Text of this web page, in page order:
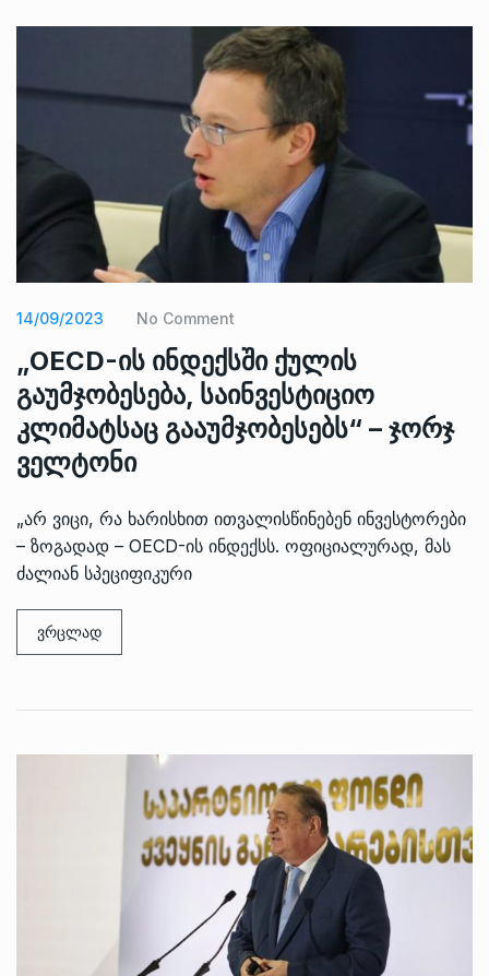
14/09/2023 No Comment
„OECD-ის ინდექსში ქულის
გაუმჯობესება, საინვესტიციო
კლიმატსაც გააუმჯობესებს“ – ჯორჯ
ველტონი
„არ ვიცი, რა ხარისხით ითვალისწინებენ ინვესტორები
– ზოგადად – OECD-ის ინდექსს. ოფიციალურად, მას
ძალიან სპეციფიკური
ვრცლად